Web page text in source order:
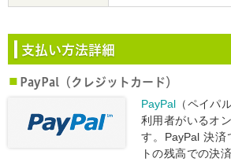
支払い方法詳細
PayPal（クレジットカード）
PayPal （ペイパ
利用者がいるオ
す。PayPal 決済
トの残高での決